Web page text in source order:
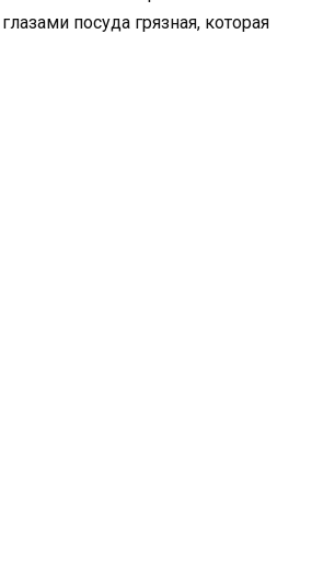
посуда грязная, которая